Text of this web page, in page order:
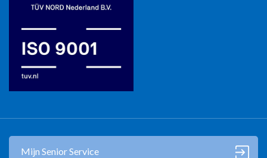
Mijn Senior Service